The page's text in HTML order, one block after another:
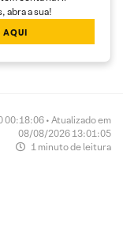
abra a sua!
AQUI
• Atualizado em
08/08/2026 13:01:05
1 minuto de leitura